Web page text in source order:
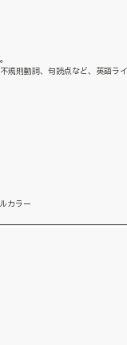
則動詞、句読点など、英語ラ
カラー